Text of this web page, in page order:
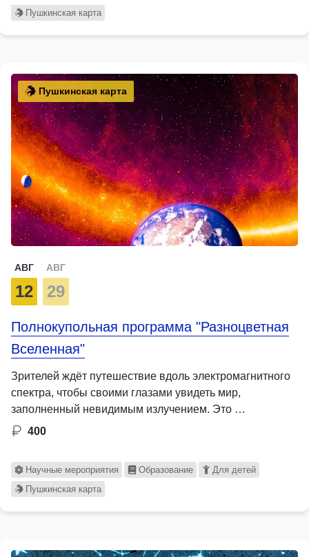
Пушкинская карта
Пушкинская карта
АВГ
12
АВГ
29
Полнокупольная программа "Разноцветная
Вселенная"
Зрителей ждёт путешествие вдоль электромагнитного
спектра, чтобы своими глазами увидеть мир,
заполненный невидимым излучением. Это …
400
Научные мероприятия Образование
Для детей
Пушкинская карта